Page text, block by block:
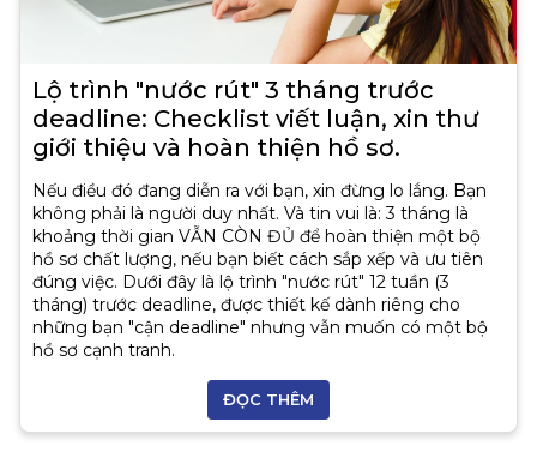
Lộ trình "nước rút" 3 tháng trước
deadline: Checklist viết luận, xin thư
giới thiệu và hoàn thiện hồ sơ.
Nếu điều đó đang diễn ra với bạn, xin đừng lo lắng. Bạn
không phải là người duy nhất. Và tin vui là: 3 tháng là
khoảng thời gian VẪN CÒN ĐỦ để hoàn thiện một bộ
hồ sơ chất lượng, nếu bạn biết cách sắp xếp và ưu tiên
đúng việc. Dưới đây là lộ trình "nước rút" 12 tuần (3
tháng) trước deadline, được thiết kế dành riêng cho
những bạn "cận deadline" nhưng vẫn muốn có một bộ
hồ sơ cạnh tranh.
ĐỌC THÊM